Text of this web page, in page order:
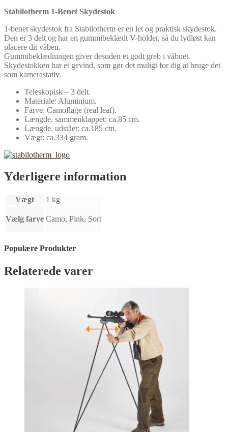
Stabilotherm 1-Benet Skydestok
1-benet skydestok fra Stabilotherm er en let og praktisk skydestok.
Den er 3 delt og har en gummibeklædt V-holder, så du lydløst kan
placere dit våben.
Gummibeklædningen giver desuden et godt greb i våbnet.
Skydestokken har et gevind, som gør det muligt for dig at bruge det
som kamerastativ.
Teleskopisk – 3 delt.
Materiale: Aluminium.
Farve: Camoflage (real leaf).
Længde, sammenklappet: ca.85 cm.
Længde, udstået: ca.185 cm.
Vægt: ca.334 gram.
Yderligere information
Vægt 1 kg
Vælg farve Camo, Pink, Sort
Populære Produkter
Relaterede varer